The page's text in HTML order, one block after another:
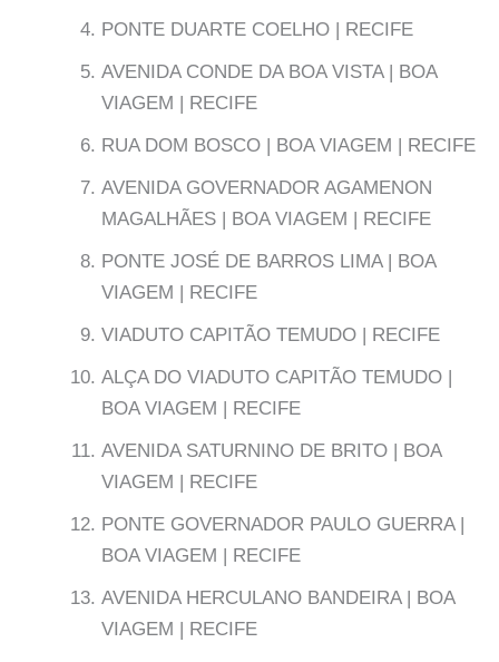
PONTE DUARTE COELHO | RECIFE
AVENIDA CONDE DA BOA VISTA | BOA
VIAGEM | RECIFE
RUA DOM BOSCO | BOA VIAGEM | RECIFE
AVENIDA GOVERNADOR AGAMENON
MAGALHÃES | BOA VIAGEM | RECIFE
PONTE JOSÉ DE BARROS LIMA | BOA
VIAGEM | RECIFE
VIADUTO CAPITÃO TEMUDO | RECIFE
ALÇA DO VIADUTO CAPITÃO TEMUDO |
BOA VIAGEM | RECIFE
AVENIDA SATURNINO DE BRITO | BOA
VIAGEM | RECIFE
PONTE GOVERNADOR PAULO GUERRA |
BOA VIAGEM | RECIFE
AVENIDA HERCULANO BANDEIRA | BOA
VIAGEM | RECIFE